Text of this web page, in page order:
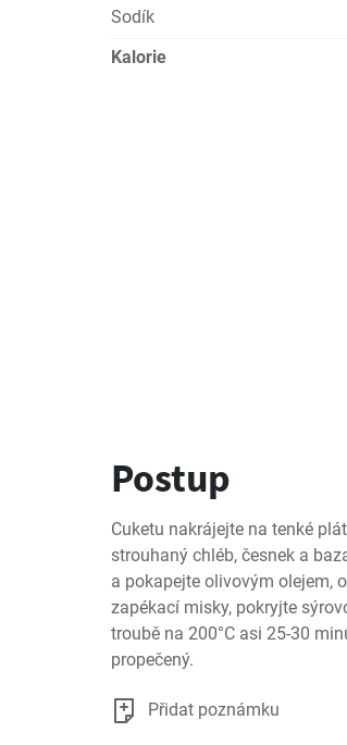
Sodík
Kalorie
Postup
Cuketu nakrájejte na tenké
strouhaný chléb, česnek a
a pokapejte olivovým olejem,
zapékací misky, pokryjte
troubě na 200°C asi 25-30
propečený.
Přidat poznámku